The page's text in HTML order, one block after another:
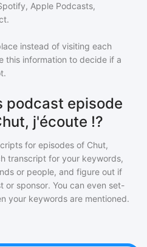
Apple Podcasts,
instead of visiting each
this information to decide if a
podcast episode
j'écoute !?
for episodes of Chut,
transcript for your keywords,
or people, and figure out if
or sponsor. You can even set-
your keywords are mentioned.